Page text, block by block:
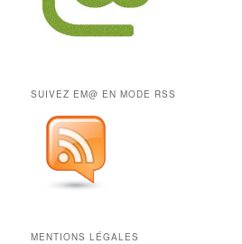
SUIVEZ EM@ EN MODE RSS
MENTIONS LÉGALES